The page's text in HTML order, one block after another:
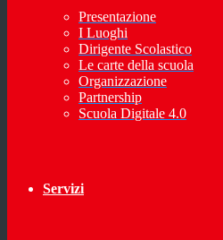
Presentazione
I Luoghi
Dirigente Scolastico
Le carte della scuola
Organizzazione
Partnership
Scuola Digitale 4.0
Servizi